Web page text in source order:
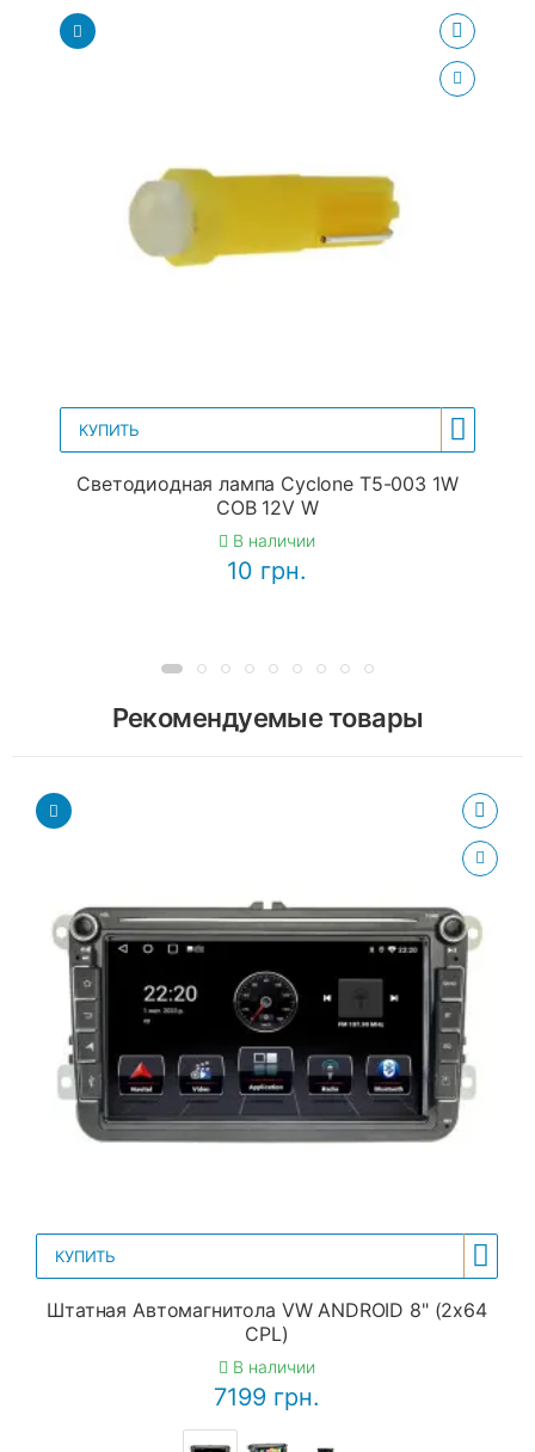
КУПИТЬ
Светодиодная лампа Cyclone T5-003 1W
COB 12V W
В наличии
10 грн.
Рекомендуемые товары
КУПИТЬ
Штатная Автомагнитола VW ANDROID 8" (2x64
CPL)
В наличии
7199 грн.